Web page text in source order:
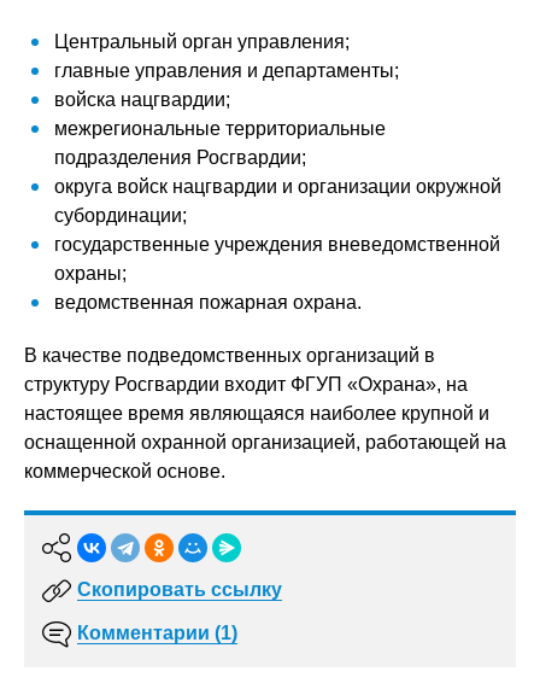
Центральный орган управления;
главные управления и департаменты;
войска нацгвардии;
межрегиональные территориальные
подразделения Росгвардии;
округа войск нацгвардии и организации окружной
субординации;
государственные учреждения вневедомственной
охраны;
ведомственная пожарная охрана.
В качестве подведомственных организаций в
структуру Росгвардии входит ФГУП «Охрана», на
настоящее время являющаяся наиболее крупной и
оснащенной охранной организацией, работающей на
коммерческой основе.
Скопировать ссылку
Комментарии (1)